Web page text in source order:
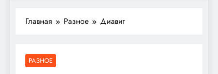
Главная Разное Диавит
РАЗНОЕ